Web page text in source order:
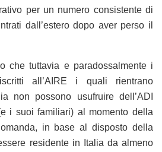
per un numero consistente di
dall’estero dopo aver perso il
che tuttavia e paradossalmente i
all’AIRE i quali rientrano
non possono usufruire dell’ADI
i suoi familiari) al momento della
in base al disposto della
residente in Italia da almeno